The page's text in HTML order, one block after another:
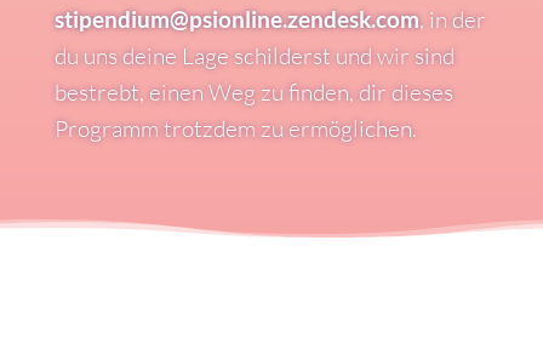
stipendium@psionline.zendesk.com, in der
du uns deine Lage schilderst und wir sind
bestrebt, einen Weg zu finden, dir dieses
Programm trotzdem zu ermöglichen.